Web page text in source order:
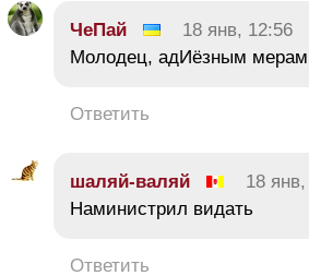
ЧеПай 18 янв, 12:56
Молодец, адИёзным
Ответить
шаляй-валяй 18
Наминистрил видать
Ответить